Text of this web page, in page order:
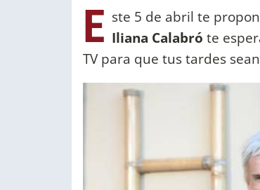
E ste 5 de abril te
Iliana Calabró te
TV para que tus tardes